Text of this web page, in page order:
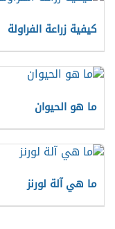
كيفية زراعة الفراولة
ما هو الحيوان
ما هي آلة لورنز